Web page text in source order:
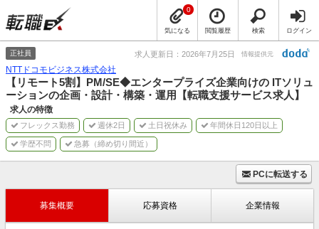
気になる
0
閲覧履歴 検索 ログイン
正社員 求人更新日：2026年7月25日 情報提供元
NTTドコモビジネス株式会社
【リモート5割】PM/SE◆エンタープライズ企業向けの ITソリュ
ーションの企画・設計・構築・運用【転職支援サービス求人】
求人の特徴
フレックス勤務 週休2日 土日祝休み 年間休日120日以上
学歴不問 急募（締め切り間近）
PCに転送する
募集概要 応募資格 企業情報